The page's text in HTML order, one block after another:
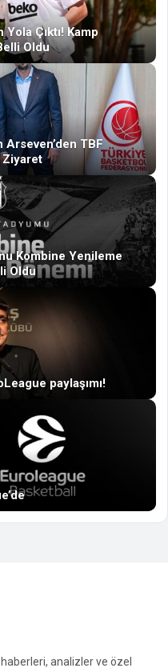
Çıktı! Kamp
Oldu
TBF
Ziyaret
Kombine Yenileme
Oldu
paylaşımı!
analizler ve özel